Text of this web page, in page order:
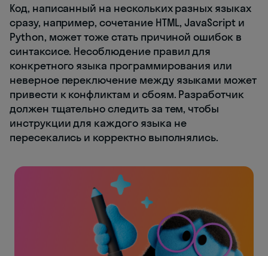
Код, написанный на нескольких разных языках
сразу, например, сочетание HTML, JavaScript и
Python, может тоже стать причиной ошибок в
синтаксисе. Несоблюдение правил для
конкретного языка программирования или
неверное переключение между языками может
привести к конфликтам и сбоям. Разработчик
должен тщательно следить за тем, чтобы
инструкции для каждого языка не
пересекались и корректно выполнялись.